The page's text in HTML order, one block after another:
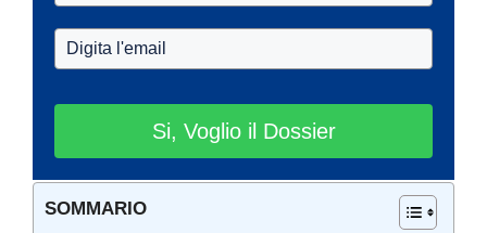
Si, Voglio il Dossier
SOMMARIO